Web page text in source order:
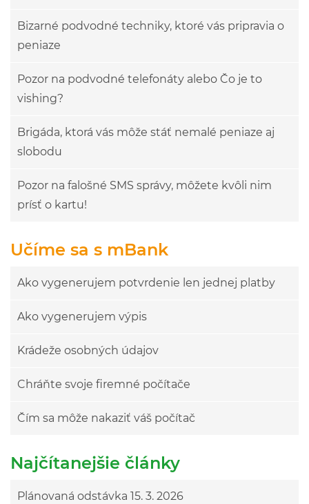
Bizarné podvodné techniky, ktoré vás pripravia o
peniaze
Pozor na podvodné telefonáty alebo Čo je to
vishing?
Brigáda, ktorá vás môže stáť nemalé peniaze aj
slobodu
Pozor na falošné SMS správy, môžete kvôli nim
prísť o kartu!
Učíme sa s mBank
Ako vygenerujem potvrdenie len jednej platby
Ako vygenerujem výpis
Krádeže osobných údajov
Chráňte svoje firemné počítače
Čím sa môže nakaziť váš počítač
Najčítanejšie články
Plánovaná odstávka 15. 3. 2026